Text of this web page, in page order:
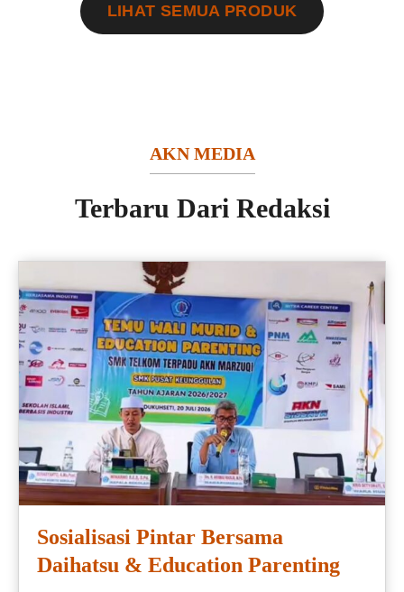
LIHAT SEMUA PRODUK
AKN MEDIA
Terbaru Dari Redaksi
Sosialisasi Pintar Bersama
Daihatsu & Education Parenting